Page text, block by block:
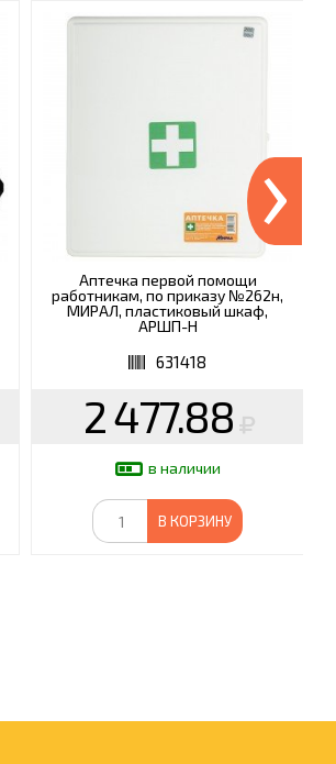
Аптечка первой помощи
работникам, по приказу №262н,
МИРАЛ, пластиковый шкаф,
АРШП-Н
631418
2 477.88
в наличии
В КОРЗИНУ
›